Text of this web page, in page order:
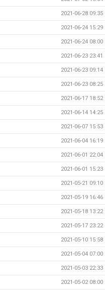
2021-06-28 09:35
2021-06-24 15:29
2021-06-24 08:00
2021-06-23 23:41
2021-06-23 09:14
2021-06-23 08:25
2021-06-17 18:52
2021-06-14 14:25
2021-06-07 15:53
2021-06-04 16:19
2021-06-01 22:04
2021-06-01 15:23
2021-05-21 09:10
2021-05-19 16:46
2021-05-18 13:22
2021-05-17 23:22
2021-05-10 15:58
2021-05-04 07:00
2021-05-03 22:33
2021-05-02 08:00